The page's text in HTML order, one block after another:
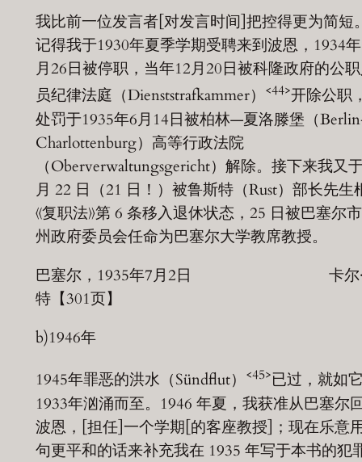
我比前一位发言者[对发言时间]把控得更为简短
记得我于1930年夏季学期受聘来到波恩，1934
月26日被停职，当年12月20日被科隆政府的公
员纪律法庭（Dienststrafkammer） <44>开除公职
处罚于1935年6月14日被柏林—夏洛滕堡（
Charlottenburg）高等行政法院
（Oberverwaltungsgericht）解除。接下来我又
月 22 日（21 日！）被鲁斯特（Rust）部长先生
《复职法》第 6 条移入退休状态，25 日被巴塞尔
州政府委员会任命为巴塞尔大学教席教授。
巴塞尔，1935年7月2日 卡尔·
特【301页】
b)1946年
1945年罪恶的洪水（Sündflut） <45>已过，就如
1933年汹涌而至。1946 年夏，我获准从巴塞尔
波恩，[担任]一个学期[的客座教授]；现在乐意
句更平和的话来补充我在 1935 年写于本书的犯